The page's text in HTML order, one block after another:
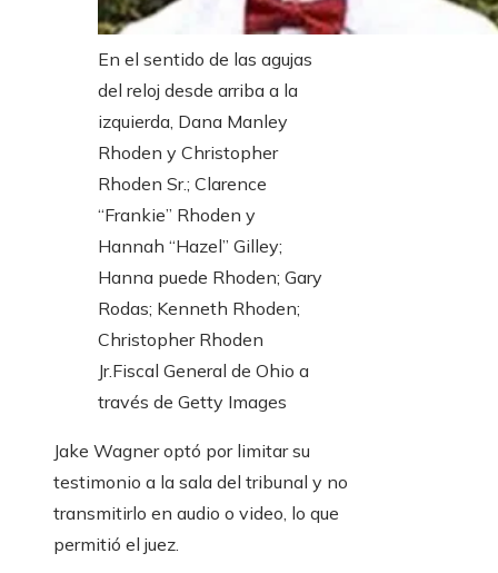
En el sentido de las agujas
del reloj desde arriba a la
izquierda, Dana Manley
Rhoden y Christopher
Rhoden Sr.; Clarence
“Frankie” Rhoden y
Hannah “Hazel” Gilley;
Hanna puede Rhoden; Gary
Rodas; Kenneth Rhoden;
Christopher Rhoden
Jr.Fiscal General de Ohio a
través de Getty Images
Jake Wagner optó por limitar su
testimonio a la sala del tribunal y no
transmitirlo en audio o video, lo que
permitió el juez.